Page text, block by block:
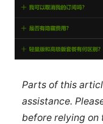
Parts of this
assistance.
before relying on